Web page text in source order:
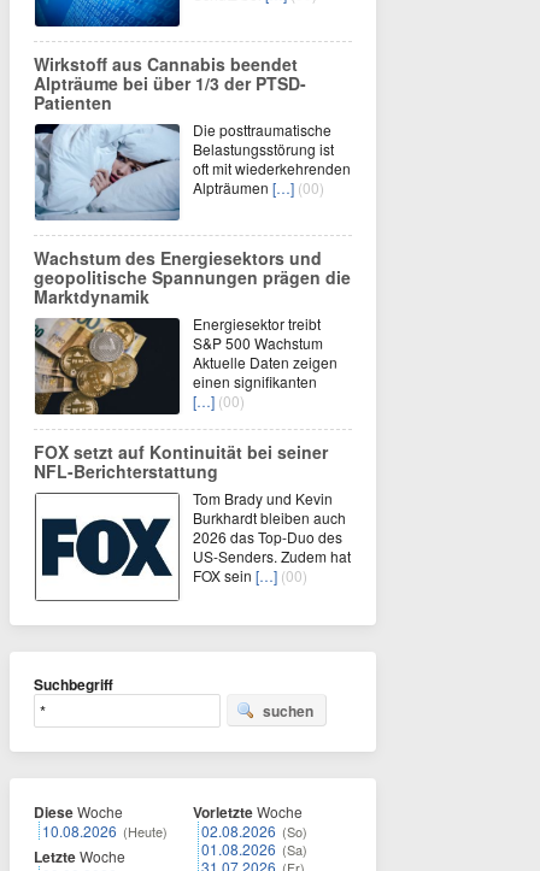
Wirkstoff aus Cannabis beendet
Alpträume bei über 1/3 der PTSD-
Patienten
Die posttraumatische
Belastungsstörung ist
oft mit wiederkehrenden
Alpträumen […] (00)
Wachstum des Energiesektors und
geopolitische Spannungen prägen die
Marktdynamik
Energiesektor treibt
S&P 500 Wachstum
Aktuelle Daten zeigen
einen signifikanten
[…] (00)
FOX setzt auf Kontinuität bei seiner
NFL-Berichterstattung
Tom Brady und Kevin
Burkhardt bleiben auch
2026 das Top-Duo des
US-Senders. Zudem hat
FOX sein […] (00)
Suchbegriff
suchen
DieseWoche
10.08.2026 (Heute)
LetzteWoche
VorletzteWoche
02.08.2026 (So)
01.08.2026 (Sa)